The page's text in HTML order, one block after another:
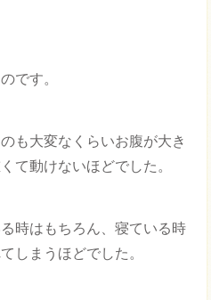
です。
も大変なくらいお腹が大き
て動けないほどでした。
時はもちろん、寝ている時
しまうほどでした。